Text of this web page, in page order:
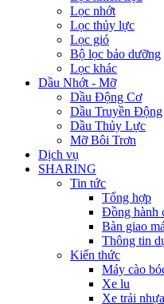
Lọc nhớt
Lọc thủy lực
Lọc gió
Bộ lọc bảo dưỡng
Lọc khác
Dầu Nhớt - Mỡ
Dầu Động Cơ
Dầu Truyền Động
Dầu Thủy Lực
Mỡ Bôi Trơn
Dịch vụ
SHARING
Tin tức
Tổng hợp
Đồng hành
Bàn giao
Thông tin
Kiến thức
Máy cào
Xe lu
Xe trải nhựa